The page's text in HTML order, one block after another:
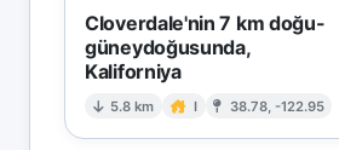
Cloverdale'nin 7 km doğu-
güneydoğusunda,
Kaliforniya
5.8 km I 38.78, -122.95